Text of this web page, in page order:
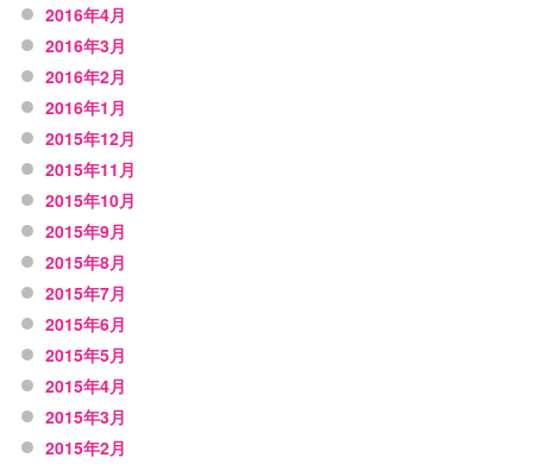
2016年4月
2016年3月
2016年2月
2016年1月
2015年12月
2015年11月
2015年10月
2015年9月
2015年8月
2015年7月
2015年6月
2015年5月
2015年4月
2015年3月
2015年2月